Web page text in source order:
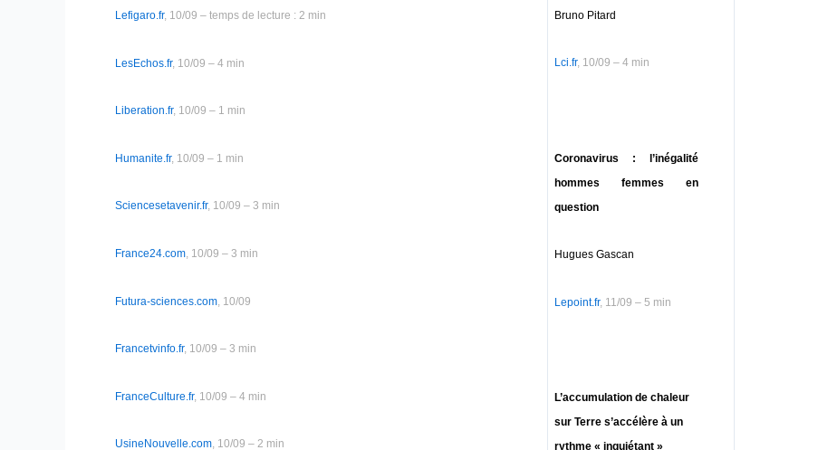
Lefigaro.fr, 10/09 – temps de lecture : 2 min
LesEchos.fr, 10/09 – 4 min
Liberation.fr, 10/09 – 1 min
Humanite.fr, 10/09 – 1 min
Sciencesetavenir.fr, 10/09 – 3 min
France24.com, 10/09 – 3 min
Futura-sciences.com , 10/09
Francetvinfo.fr, 10/09 – 3 min
FranceCulture.fr, 10/09 – 4 min
UsineNouvelle.com, 10/09 – 2 min
Bruno Pitard
Lci.fr, 10/09 – 4 min
Coronavirus : l’inégalité
hommes femmes en
question
Hugues Gascan
Lepoint.fr, 11/09 – 5 min
L’accumulation de chaleur
sur Terre s’accélère à un
rythme « inquiétant »